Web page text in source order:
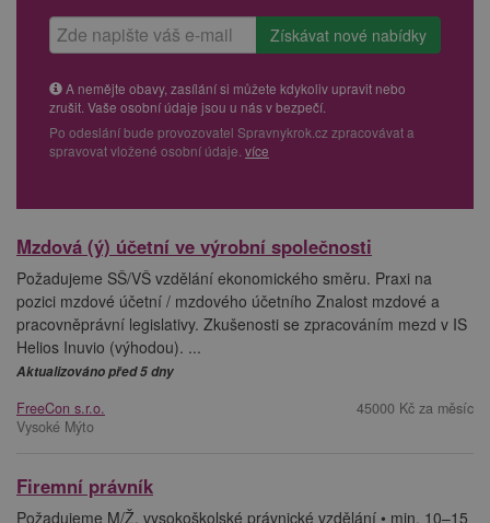
A nemějte obavy, zasílání si můžete kdykoliv upravit nebo
zrušit. Vaše osobní údaje jsou u nás v bezpečí.
Po odeslání bude provozovatel Spravnykrok.cz zpracovávat a
spravovat vložené osobní údaje. více
Mzdová (ý) účetní ve výrobní společnosti
Požadujeme SŠ/VŠ vzdělání ekonomického směru. Praxi na
pozici mzdové účetní / mzdového účetního Znalost mzdové a
pracovněprávní legislativy. Zkušenosti se zpracováním mezd v IS
Helios Inuvio (výhodou). ...
Aktualizováno před 5 dny
FreeCon s.r.o.
Vysoké Mýto
45000 Kč za měsíc
Firemní právník
Požadujeme M/Ž, vysokoškolské právnické vzdělání • min. 10–15